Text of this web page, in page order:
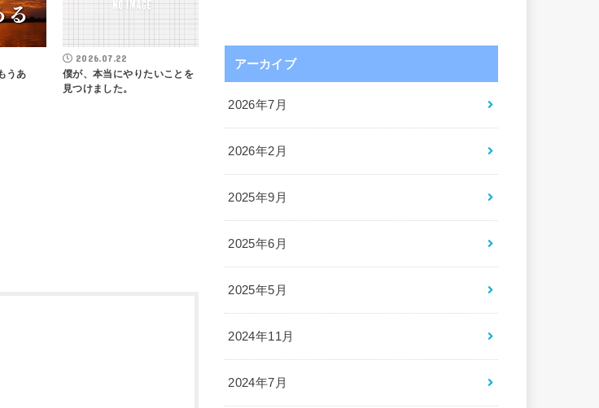
うあ
2026.07.22
僕が、本当にやりたいことを
見つけました。
アーカイブ
2026年7月
2026年2月
2025年9月
2025年6月
2025年5月
2024年11月
2024年7月